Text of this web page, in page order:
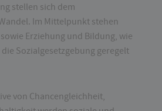
stellen sich dem
Im Mittelpunkt stehen
Erziehung und Bildung, wie
Sozialgesetzgebung geregelt
von Chancengleichheit,